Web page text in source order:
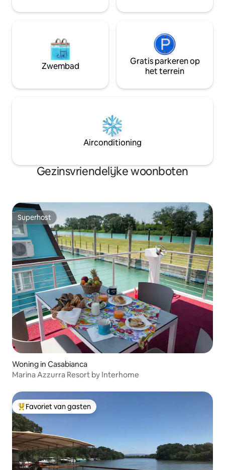
Zwembad
Gratis parkeren op
het terrein
Airconditioning
Gezinsvriendelijke woonboten
Superhost
Superhost
Woning in Casabianca
Marina Azzurra Resort by Interhome
Topfavoriet van gasten
Favoriet van gasten